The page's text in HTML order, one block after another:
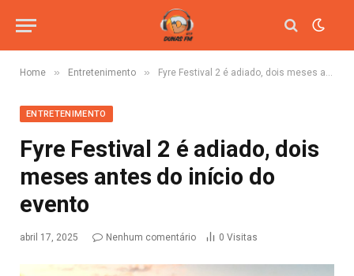
Home » Entretenimento » Fyre Festival 2 é adiado, dois meses antes do início do evento
ENTRETENIMENTO
Fyre Festival 2 é adiado, dois
meses antes do início do
evento
abril 17, 2025 Nenhum comentário 0 Visitas